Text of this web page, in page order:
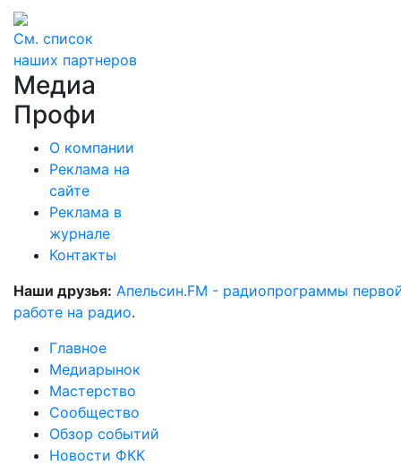
См. список
наших партнеров
Медиа
Профи
О компании
Реклама на
сайте
Реклама в
журнале
Контакты
Наши друзья: Апельсин.FM - радиопрограммы
работе на радио.
Главное
Медиарынок
Мастерство
Сообщество
Обзор событий
Новости ФКК